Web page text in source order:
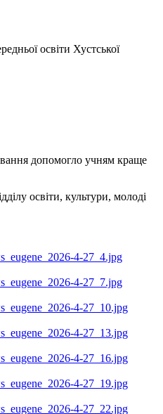
освіти Хустської
допомогло учням краще
освіти, культури, молоді